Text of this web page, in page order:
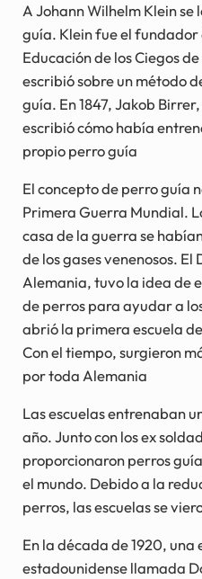
A Johann Wilhelm Klein
guía. Klein fue el
Educación de los Ciegos
escribió sobre un método
guía. En 1847, Jakob
escribió cómo había
propio perro guía
El concepto de perro guía
Primera Guerra Mundial.
casa de la guerra se
de los gases venenosos.
Alemania, tuvo la idea de
de perros para ayudar a
abrió la primera escuela
Con el tiempo, surgieron
por toda Alemania
Las escuelas entrenaban
año. Junto con los ex
proporcionaron perros
el mundo. Debido a la
perros, las escuelas se
En la década de 1920,
estadounidense llamada